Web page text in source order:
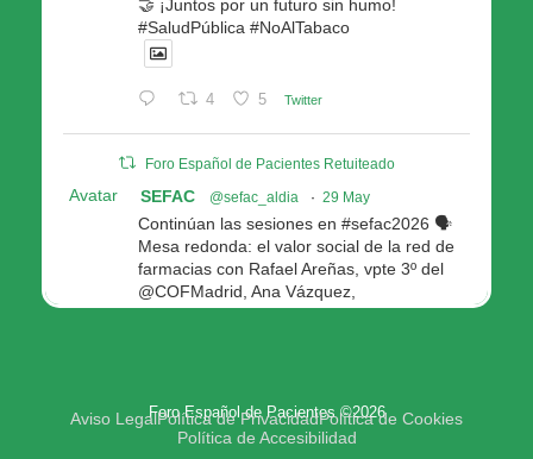
🤝 ¡Juntos por un futuro sin humo!
#SaludPública #NoAlTabaco
4 5 Twitter
Foro Español de Pacientes Retuiteado
Avatar SEFAC @sefac_aldia · 29 May
Continúan las sesiones en #sefac2026 🗣️
Mesa redonda: el valor social de la red de
farmacias con Rafael Areñas, vpte 3º del
@COFMadrid, Ana Vázquez,
@fep_pacientes Galicia, Antón Acevedo, d
4 4 Twitter
Foro Español de Pacientes ©2026
Aviso LegalPolítica de PrivacidadPolítica de Cookies
Política de Accesibilidad